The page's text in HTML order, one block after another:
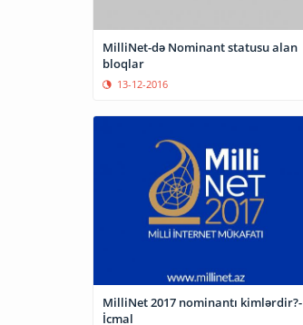
MilliNet-də Nominant statusu alan
bloqlar
13-12-2016
MilliNet 2017 nominantı kimlərdir?-
İcmal